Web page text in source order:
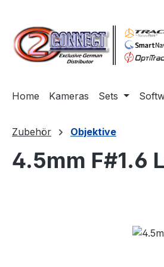
Home Kameras Sets
Zubehör Objektive
4.5mm F#1.6